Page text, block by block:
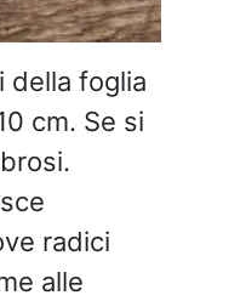
della foglia
cm. Se si
radici
alle